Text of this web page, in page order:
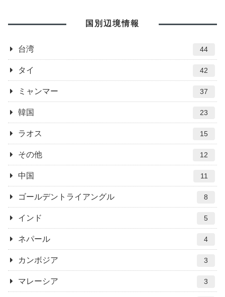
国別辺境情報
台湾 44
タイ 42
ミャンマー 37
韓国 23
ラオス 15
その他 12
中国 11
ゴールデントライアングル 8
インド 5
ネパール 4
カンボジア 3
マレーシア 3